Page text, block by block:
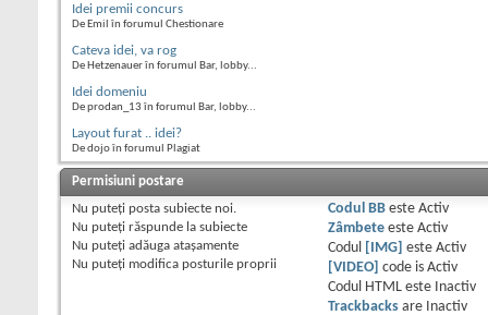
Idei premii concurs
De Emil în forumul Chestionare
Cateva idei, va rog
De Hetzenauer în forumul Bar, lobby...
Idei domeniu
De prodan_13 în forumul Bar, lobby...
Layout furat .. idei?
De dojo în forumul Plagiat
Permisiuni postare
Nu puteţi posta subiecte noi.
Nu puteţi răspunde la subiecte
Nu puteţi adăuga ataşamente
Nu puteţi modifica posturile proprii
Codul BBeste Activ
Zâmbeteeste Activ
Codul
[IMG] este Activ
[VIDEO] code is Activ
Codul HTML este
Inactiv
Trackbacksare
Inactiv